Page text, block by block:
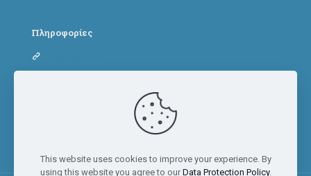
Πληροφορίες
This website uses cookies to improve your experience. By
using this website you agree to our Data Protection Policy.